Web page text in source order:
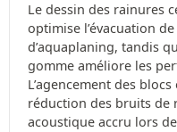
Le dessin des rainures
optimise l’évacuation
d’aquaplaning, tandis
gomme améliore les
L’agencement des
réduction des bruits
acoustique accru lors